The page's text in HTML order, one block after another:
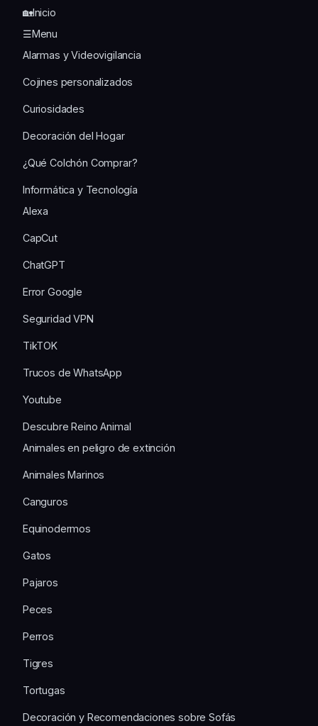
🏡Inicio
☰Menu
Alarmas y Videovigilancia
Cojines personalizados
Curiosidades
Decoración del Hogar
¿Qué Colchón Comprar?
Informática y Tecnología
Alexa
CapCut
ChatGPT
Error Google
Seguridad VPN
TikTOK
Trucos de WhatsApp
Youtube
Descubre Reino Animal
Animales en peligro de extinción
Animales Marinos
Canguros
Equinodermos
Gatos
Pajaros
Peces
Perros
Tigres
Tortugas
Decoración y Recomendaciones sobre Sofás